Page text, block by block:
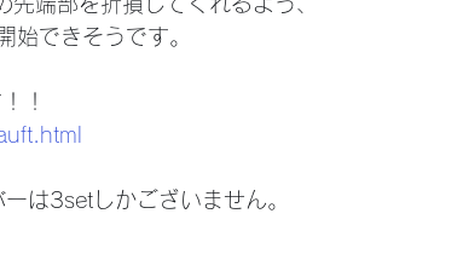
始できそうです。
！
は3setしかございません。